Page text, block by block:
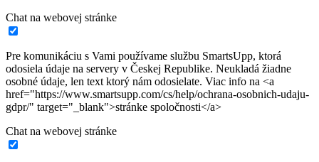
Chat na webovej stránke
Pre komunikáciu s Vami používame službu SmartsUpp, ktorá
odosiela údaje na servery v Českej Republike. Neukladá žiadne
osobné údaje, len text ktorý nám odosielate. Viac info na <a
href="https://www.smartsupp.com/cs/help/ochrana-osobnich-udaju-
gdpr/" target="_blank">stránke spoločnosti</a>
Chat na webovej stránke